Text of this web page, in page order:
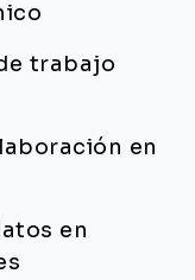
trabajo
en
en